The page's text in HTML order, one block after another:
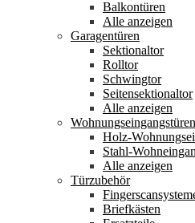
Balkontüren
Alle anzeigen
Garagentüren
Sektionaltor
Rolltor
Schwingtor
Seitensektionaltor
Alle anzeigen
Wohnungseingangstüren
Holz-
Stahl-
Alle anzeigen
Türzubehör
Briefkästen